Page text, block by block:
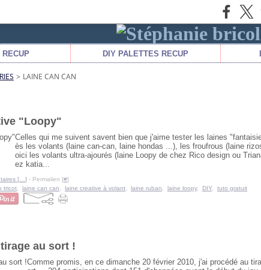
RECUP DIY PALETTES RECUP
> LAINE CAN CAN
"Loopy"
Celles qui me suivent savent bien que j'aime tester les laines
ès les volants (laine can-can, laine hondas ...), les froufrous (laine
oici les volants ultra-ajourés (laine Loopy de chez Rico design ou
ez katia...
[ ] - Permalien [#]
tricot laine can can laine creative à volant laine ruban laine loopy, DIY tuto gratuit
au sort !
Comme promis, en ce dimanche 20 février 2010, j'ai procédé au